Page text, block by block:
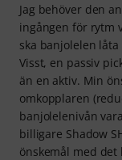
Jag behöver den
ingången för rytm
ska banjolelen
Visst, en passiv
än en aktiv. Min
omkopplaren
banjolelenivån
billigare Shadow
önskemål med det